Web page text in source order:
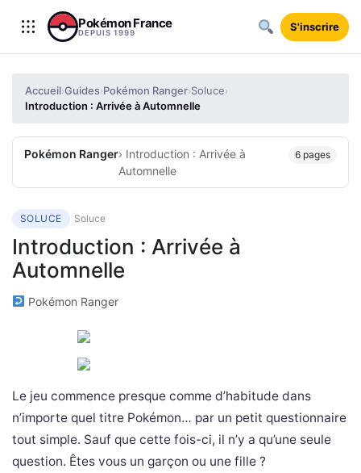
Aller au contenu
Pokémon France
DEPUIS 1999 S'inscrire
Accueil›Guides›Pokémon Ranger›Soluce›
Introduction : Arrivée à Automnelle
Pokémon Ranger› Introduction : Arrivée à
Automnelle
6 pages
SOLUCE Soluce
Introduction : Arrivée à
Automnelle
Pokémon Ranger
Le jeu commence presque comme d’habitude dans
n’importe quel titre Pokémon… par un petit questionnaire
tout simple. Sauf que cette fois-ci, il n’y a qu’une seule
question. Êtes vous un garçon ou une fille ?